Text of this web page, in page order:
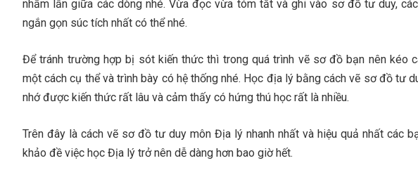
nhầm lẫn giữa các dòng nhé. Vừa đọc vừa tóm tắt và ghi vào sơ đồ tư duy,
ngắn gọn súc tích nhất có thể nhé.
Để tránh trường hợp bị sót kiến thức thì trong quá trình vẽ sơ đồ bạn nên kéo
một cách cụ thể và trình bày có hệ thống nhé. Học địa lý bằng cách vẽ sơ đồ tư
nhớ được kiến thức rất lâu và cảm thấy có hứng thú học rất là nhiều.
Trên đây là cách vẽ sơ đồ tư duy môn Địa lý nhanh nhất và hiệu quả nhất các
khảo đề việc học Địa lý trở nên dễ dàng hơn bao giờ hết.